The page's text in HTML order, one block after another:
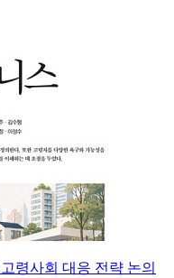
령사회 대응 전략 논의